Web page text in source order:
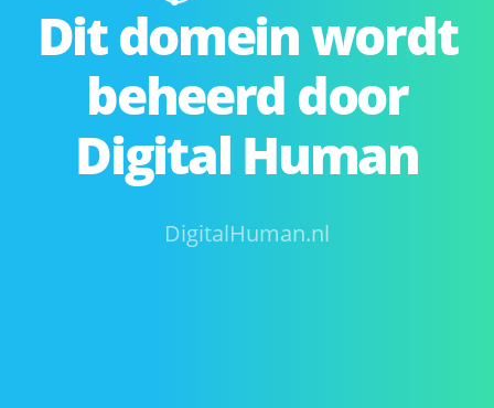
Dit domein wordt
beheerd door
Digital Human
DigitalHuman.nl